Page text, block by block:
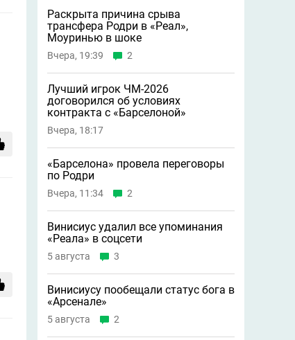
Раскрыта причина срыва
трансфера Родри в «Реал»,
Моуринью в шоке
Вчера, 19:39 2
Лучший игрок ЧМ-2026
договорился об условиях
контракта с «Барселоной»
Вчера, 18:17
«Барселона» провела переговоры
по Родри
Вчера, 11:34 2
Винисиус удалил все упоминания
«Реала» в соцсети
5 августа 3
Винисиусу пообещали статус бога в
«Арсенале»
5 августа 2